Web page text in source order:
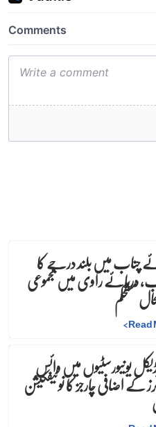
چناب میں بلند درجے کا
دریائے راوی میں مجموعی
مستحکم
>
یونیورسٹیوں میں وائس
کے اضافی چارجز کا نوٹیفکیشن